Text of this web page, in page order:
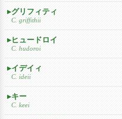
グリフィティ
C. griffithii
ヒュードロイ
C. hudoroi
イデイィ
C. ideii
キー
C. keei